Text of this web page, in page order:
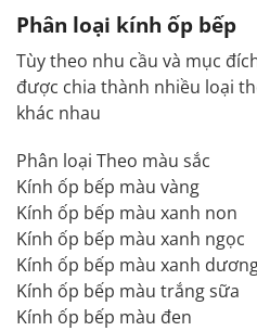
Phân loại kính ốp bếp
Tùy theo nhu cầu và mục
được chia thành nhiều loại
khác nhau
Phân loại Theo màu sắc
Kính ốp bếp màu vàng
Kính ốp bếp màu xanh non
Kính ốp bếp màu xanh ngọc
Kính ốp bếp màu xanh
Kính ốp bếp màu trắng sữa
Kính ốp bếp màu đen